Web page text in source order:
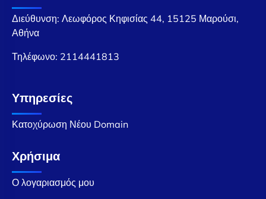
Διεύθυνση: Λεωφόρος Κηφισίας 44, 15125 Μαρούσι,
Αθήνα
Τηλέφωνο: 2114441813
Υπηρεσίες
Κατοχύρωση Νέου Domain
Χρήσιμα
Ο λογαριασμός μου